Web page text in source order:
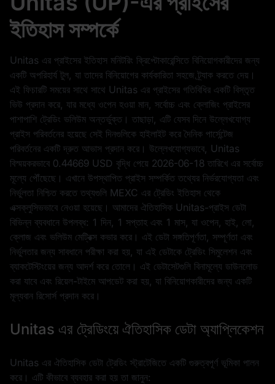
ইতিহাস সম্পর্কে
Unitas এর প্রাইসের ইতিহাস মনিটরিং ক্রিপ্টোকারেন্সিতে বিনিয়োগকারীদের জন্য
একটি অপরিহার্য টুল, যা তাদের বিনিয়োগের কার্যকারিতা সহজে ট্র্যাক করতে দেয়।
এই ফিচারটি সময়ের সাথে সাথে Unitas এর প্রাইসের গতিবিধির একটি বিস্তৃত
ভিউ প্রদান করে, যার মধ্যে ওপেন হওয়া মান, সর্বোচ্চ এবং ক্লোজিং প্রাইসের
পাশাপাশি ট্রেডিং ভলিউম অন্তর্ভুক্ত। তাছাড়া, এটি যেসব দিনে উল্লেখযোগ্য
প্রাইস পরিবর্তনের হয়েছে সেই দিনগুলিকে হাইলাইট করে দৈনিক পার্সেন্টেজ
পরিবর্তনের একটি দ্রুত আভাস প্রদান করে। উল্লেখযোগ্যভাবে, Unitas
বিস্ময়করভাবে 0.44669 USD বৃদ্ধি পেয়ে 2026-06-18 তারিখে এর সর্বোচ্চ
মূল্যে পৌঁছেছে। এখানে উপস্থাপিত প্রাইস সম্পর্কিত তথ্যের নির্ভরযোগ্যতা এবং
নির্ভুলতা নিশ্চিত করতে তথ্যগুলি MEXC এর ট্রেডিং ইতিহাস থেকে
এক্সক্লুসিভভাবে নেওয়া হয়েছে। আমাদের ঐতিহাসিক Unitas-প্রাইস ডেটা
বিভিন্ন ব্যবধানে উপলব্ধ: 1 দিন, 1 সপ্তাহ এবং 1 মাস, যা ওপেন, হাই, লো,
ক্লোজ এবং ভলিউম মেট্রিক্স কভার করে। এই ডেটা সঙ্গতিপূর্ণতা, সম্পূর্ণতা এবং
নির্ভুলতার জন্য সাবধানে পরীক্ষা করা হয়, যা এই ডেটাকে ট্রেডিং সিমুলেশন এবং
ব্যাকটেস্টিংয়ের জন্য আদর্শ করে তোলে। এই ডেটাসেটগুলি বিনামূল্যে ডাউনলোড
করা যাবে এবং রিয়েল-টাইমে আপডেট করা হয়, যা বিনিয়োগকারীদের জন্য একটি
মূল্যবান রিসোর্স প্রদান করে।
Unitas এর ট্রেডিংয়ে ঐতিহাসিক ডেটা অ্যাপ্লিকেশন
Unitas এর ঐতিহাসিক ডেটা ট্রেডিং স্ট্রাটেজিতে একটি গুরুত্বপূর্ণ ভূমিকা পালন
করে। এটি কীভাবে ব্যবহার করা হয় তা জানুন: